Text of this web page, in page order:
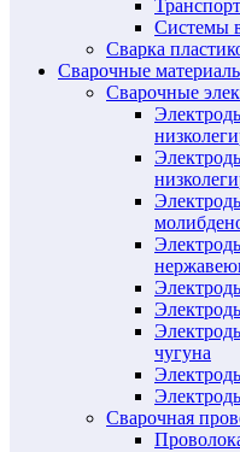
Системы
Сварка
Сварочные
Сварочные
чугуна
Сварочная